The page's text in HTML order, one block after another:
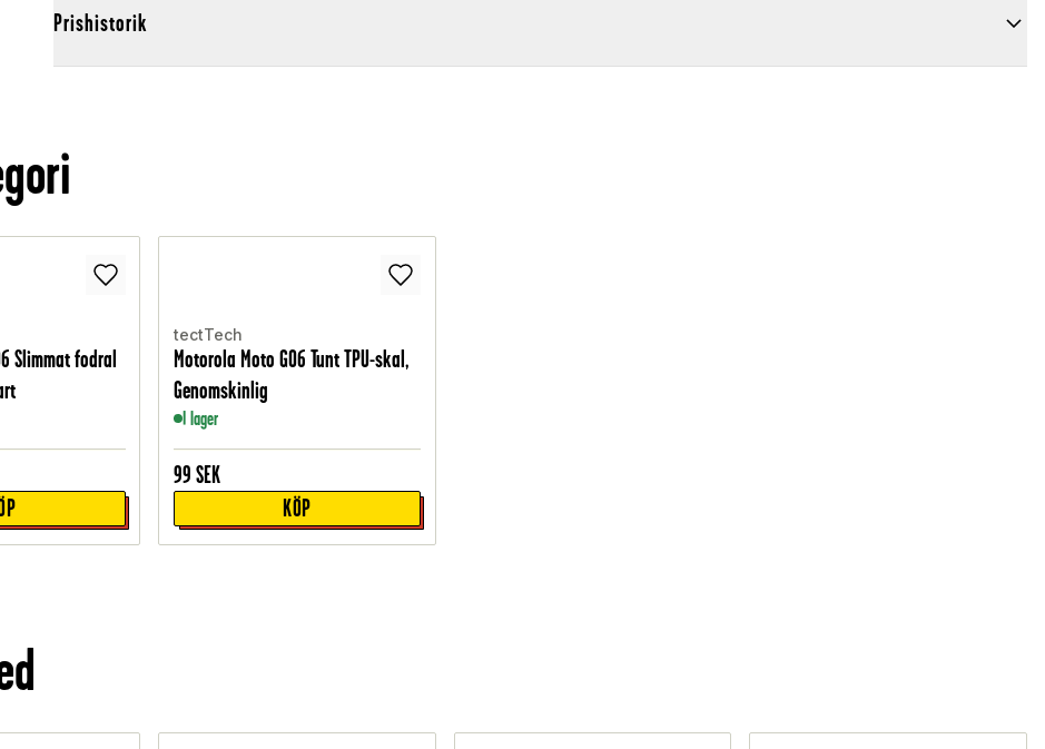
Prishistorik
Slimmat fodral
tectTech
Motorola Moto G06 Tunt TPU-skal,
Genomskinlig
I lager
99 SEK
KÖP